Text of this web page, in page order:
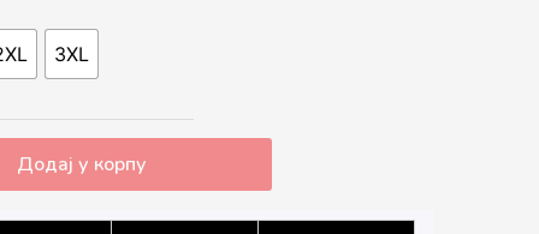
3XL
Додај у корпу